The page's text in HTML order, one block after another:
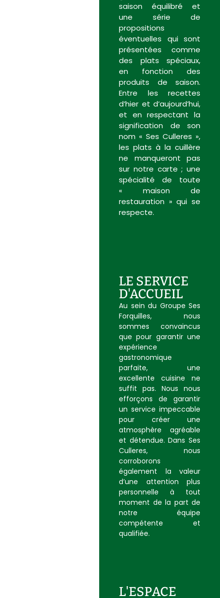
saison équilibré et
une série de
propositions
éventuelles qui sont
présentées comme
des plats spéciaux,
en fonction des
produits de saison.
Entre les recettes
d’hier et d’aujourd’hui,
et en respectant la
signification de son
nom « Ses Culleres »,
les plats à la cuillère
ne manqueront pas
sur notre carte ; une
spécialité de toute
« maison de
restauration » qui se
respecte.
LE SERVICE
D'ACCUEIL
Au sein du Groupe Ses
Forquilles, nous
sommes convaincus
que pour garantir une
expérience
gastronomique
parfaite, une
excellente cuisine ne
suffit pas. Nous nous
efforçons de garantir
un service impeccable
pour créer une
atmosphère agréable
et détendue. Dans Ses
Culleres, nous
corroborons
également la valeur
d’une attention plus
personnelle à tout
moment de la part de
notre équipe
compétente et
qualifiée.
L'ESPACE